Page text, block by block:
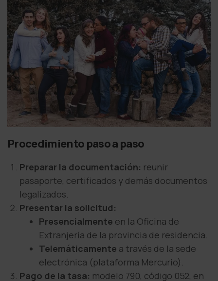
Procedimiento paso a paso
Preparar la documentación: reunir
pasaporte, certificados y demás documentos
legalizados.
Presentar la solicitud:
Presencialmente en la Oficina de
Extranjería de la provincia de residencia.
Telemáticamente a través de la sede
electrónica (plataforma Mercurio).
Pago de la tasa: modelo 790, código 052, en